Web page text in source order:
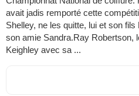
avait jadis remporté cette
Shelley, ne les quitte, lui et son
son amie Sandra.Ray Robertson,
Keighley avec sa ...